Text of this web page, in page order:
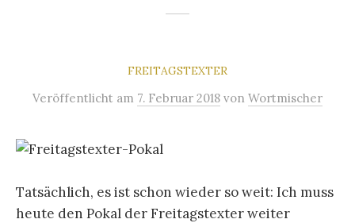
FREITAGSTEXTER
Veröffentlicht am 7. Februar 2018 von Wortmischer
Tatsächlich, es ist schon wieder so weit: Ich muss
heute den Pokal der Freitagstexter weiter